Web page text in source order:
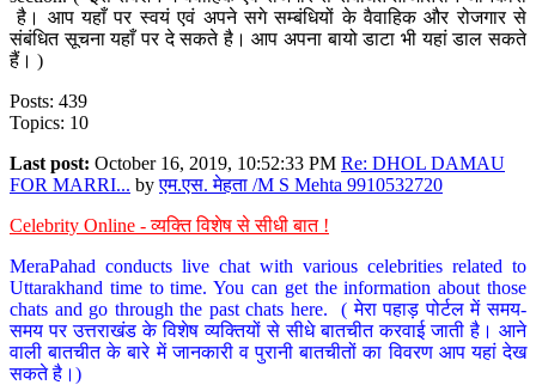
है। आप यहाँ पर स्वयं एवं अपने सगे सम्बंधियों के वैवाहिक और रोजगार से
संबंधित सूचना यहाँ पर दे सकते है। आप अपना बायो डाटा भी यहां डाल सकते
हैं। )
Posts: 439
Topics: 10
Last post: October 16, 2019, 10:52:33 PM Re: DHOL DAMAU
FOR MARRI... byएम.एस. मेहता /M S Mehta 9910532720
Celebrity Online - व्यक्ति विशेष से सीधी बात !
MeraPahad conducts live chat with various celebrities related to
Uttarakhand time to time. You can get the information about those
chats and go through the past chats here. ( मेरा पहाड़ पोर्टल में समय-
समय पर उत्तराखंड के विशेष व्यक्तियों से सीधे बातचीत करवाई जाती है। आने
वाली बातचीत के बारे में जानकारी व पुरानी बातचीतों का विवरण आप यहां देख
सकते है।)